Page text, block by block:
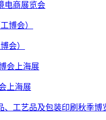
电商展览会
会）
上海展